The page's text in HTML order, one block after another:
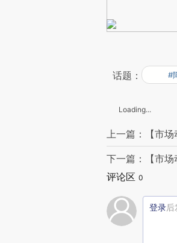
话题： #
Loading...
上一篇：【市
下一篇：【市
评论区 0
登录